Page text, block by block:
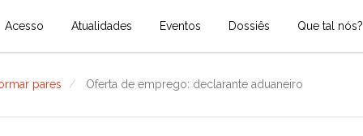
Acesso Atualidades Eventos Dossiês Que tal nós?
pares Oferta de emprego: declarante aduaneiro